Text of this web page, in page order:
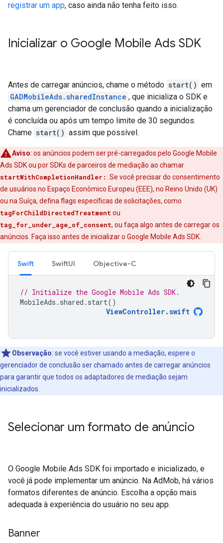
registrar um app, caso ainda não tenha feito isso.
Inicializar o Google Mobile Ads SDK
Antes de carregar anúncios, chame o método start() em
GADMobileAds.sharedInstance , que inicializa o SDK e
chama um gerenciador de conclusão quando a inicialização
é concluída ou após um tempo limite de 30 segundos.
Chame start() assim que possível.
Aviso: os anúncios podem ser pré-carregados pelo Google Mobile
Ads SDKou por SDKs de parceiros de mediação ao chamar
startWithCompletionHandler: . Se você precisar do consentimento
de usuários no Espaço Econômico Europeu (EEE), no Reino Unido (UK)
ou na Suíça, defina flags específicas de solicitações, como
tagForChildDirectedTreatment ou
tag_for_under_age_of_consent, ou faça algo antes de carregar os
anúncios. Faça isso antes de inicializar o Google Mobile Ads SDK
Swift SwiftUI Objective-C
// Initialize the Google Mobile Ads SDK.
MobileAds . shared . start()
ViewController.swift
Observação: se você estiver usando a mediação, espere o
gerenciador de conclusão ser chamado antes de carregar anúncios
para garantir que todos os adaptadores de mediação sejam
inicializados.
Selecionar um formato de anúncio
O Google Mobile Ads SDK foi importado e inicializado, e
você já pode implementar um anúncio. Na AdMob, há vários
formatos diferentes de anúncio. Escolha a opção mais
adequada à experiência do usuário no seu app.
Banner